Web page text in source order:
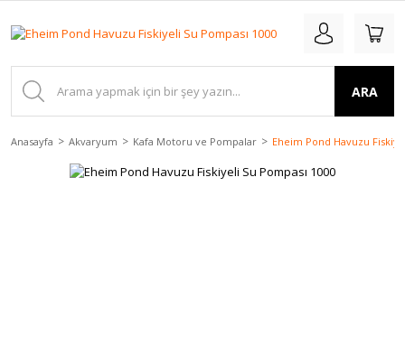
ARA
Anasayfa Akvaryum Kafa Motoru ve Pompalar Eheim Pond Havuzu